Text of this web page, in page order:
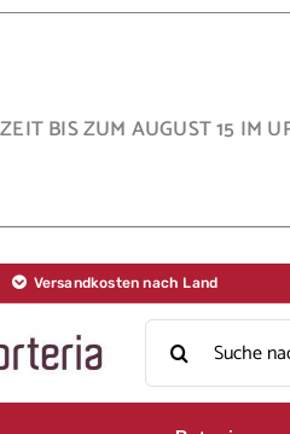
BIS ZUM AUGUST 15 IM
Versandkosten nach Land
Search
for: